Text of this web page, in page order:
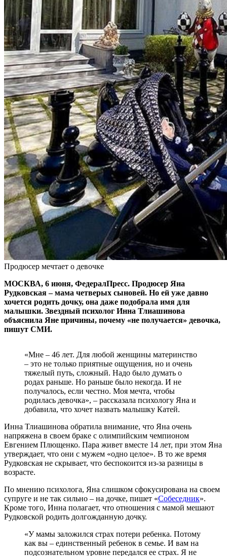
Продюсер мечтает о девочке
МОСКВА, 6 июня, ФедералПресс. Продюсер Яна
Рудковская – мама четверых сыновей. Но ей уже давно
хочется родить дочку, она даже подобрала имя для
малышки. Звездный психолог Инна Тлиашинова
объяснила Яне причины, почему «не получается» девочка,
пишут СМИ.
«Мне – 46 лет. Для любой женщины материнство
– это не только приятные ощущения, но и очень
тяжелый путь, сложный. Надо было думать о
родах раньше. Но раньше было некогда. И не
получалось, если честно. Моя мечта, чтобы
родилась девочка», – рассказала психологу Яна и
добавила, что хочет назвать малышку Катей.
Инна Тлиашинова обратила внимание, что Яна очень
напряжена в своем браке с олимпийским чемпионом
Евгением Плющенко. Пара живет вместе 14 лет, при этом Яна
утверждает, что они с мужем «одно целое». В то же время
Рудковская не скрывает, что беспокоится из-за разницы в
возрасте.
По мнению психолога, Яна слишком сфокусирована на своем
супруге и не так сильно – на дочке, пишет «Собеседник».
Кроме того, Инна полагает, что отношения с мамой мешают
Рудковской родить долгожданную дочку.
«У мамы заложился страх потери ребенка. Потому
как вы – единственный ребенок в семье. И вам на
подсознательном уровне передался ее страх. Я не